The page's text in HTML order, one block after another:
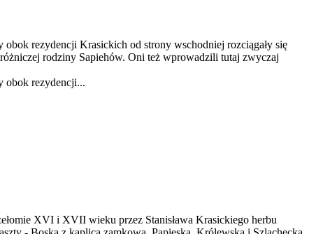
rezydencji Krasickich od strony wschodniej rozciągały się
rodziny Sapiehów. Oni też wprowadzili tutaj zwyczaj
obok rezydencji...
XVI i XVII wieku przez Stanisława Krasickiego herbu